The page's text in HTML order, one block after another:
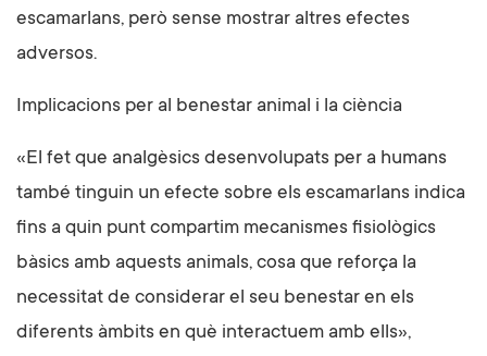
escamarlans, però sense mostrar altres efectes
adversos.
Implicacions per al benestar animal i la ciència
«El fet que analgèsics desenvolupats per a humans
també tinguin un efecte sobre els escamarlans indica
fins a quin punt compartim mecanismes fisiològics
bàsics amb aquests animals, cosa que reforça la
necessitat de considerar el seu benestar en els
diferents àmbits en què interactuem amb ells»,